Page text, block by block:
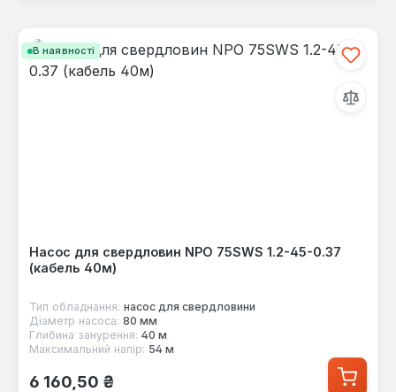
В наявності
Насос для свердловин NPO 75SWS 1.2-45-0.37
(кабель 40м)
Тип обладнання: насос для свердловини
Діаметр насоса: 80 мм
Глибина занурення: 40 м
Максимальний напір: 54 м
Звичайна ціна:
6 160,50 ₴